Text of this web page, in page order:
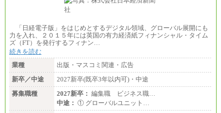
「日経電子版」をはじめとするデジタル領域、グローバル展開にも
力を入れ、２０１５年には英国の有力経済紙フィナンシャル・タイム
ズ（FT）を発行するフィナン…
続きを読む
業種
出版・マスコミ関連・広告
新卒／中途
2027新卒(既卒3年以内可)・中途
募集職種
2027新卒： 編集職 ビジネス職…
中途： ① グローバルユニット…